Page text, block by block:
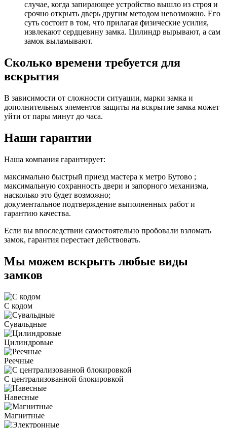
случае, когда запирающее устройство вышло из строя и
срочно открыть дверь другим методом невозможно. Его
суть состоит в том, что прилагая физические усилия,
извлекают сердцевину замка. Цилиндр вырывают, а сам
замок выламывают.
Сколько времени требуется для
вскрытия
В зависимости от сложности ситуации, марки замка и
дополнительных элементов защиты на вскрытие замка может
уйти от пары минут до часа.
Наши гарантии
Наша компания гарантирует:
максимально быстрый приезд мастера к метро Бутово ;
максимальную сохранность двери и запорного механизма,
насколько это будет возможно;
документальное подтверждение выполненных работ и
гарантию качества.
Если вы впоследствии самостоятельно пробовали взломать
замок, гарантия перестает действовать.
Мы можем вскрыть любые виды
замков
С кодом
Сувальдные
Цилиндровые
Реечные
С централизованной блокировкой
Навесные
Магнитные